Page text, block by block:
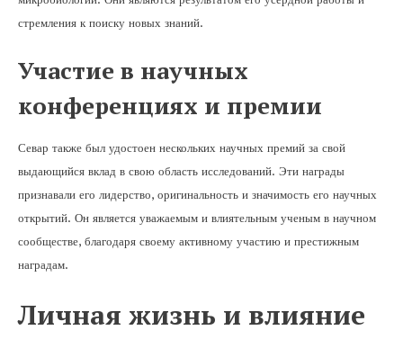
стремления к поиску новых знаний.
Участие в научных
конференциях и премии
Севар также был удостоен нескольких научных премий за свой
выдающийся вклад в свою область исследований. Эти награды
признавали его лидерство, оригинальность и значимость его научных
открытий. Он является уважаемым и влиятельным ученым в научном
сообществе, благодаря своему активному участию и престижным
наградам.
Личная жизнь и влияние